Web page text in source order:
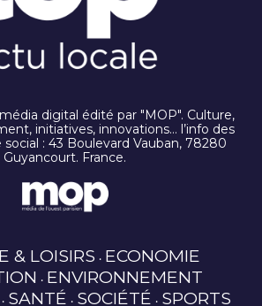
digital édité par "MOP". Culture,
initiatives, innovations… l’info des
: 43 Boulevard Vauban, 78280
Guyancourt. France.
& LOISIRS ECONOMIE
ENVIRONNEMENT
SANTÉ SOCIÉTÉ SPORTS